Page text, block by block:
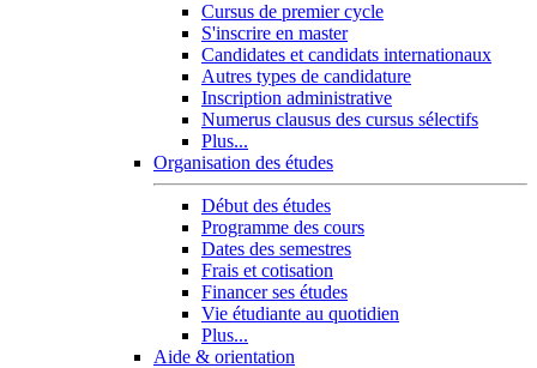
Cursus de premier cycle
S'inscrire en master
Candidates et candidats internationaux
Autres types de candidature
Inscription administrative
Numerus clausus des cursus sélectifs
Plus...
Organisation des études
Début des études
Programme des cours
Dates des semestres
Frais et cotisation
Financer ses études
Vie étudiante au quotidien
Plus...
Aide & orientation